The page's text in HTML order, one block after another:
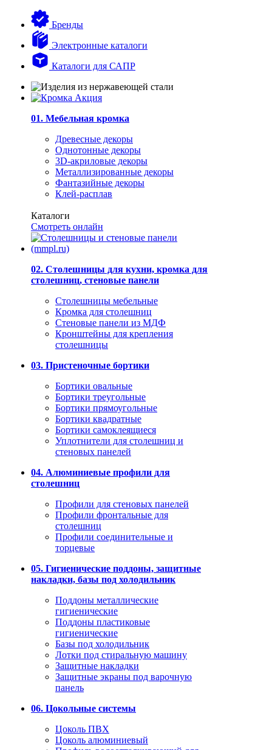
Бренды
Электронные каталоги
Каталоги для САПР
01. Мебельная кромка
Древесные декоры
Однотонные декоры
3D-акриловые декоры
Металлизированные декоры
Фантазийные декоры
Клей-расплав
Каталоги
Смотреть онлайн
02. Столешницы для кухни, кромка для
столешниц, стеновые панели
Столешницы мебельные
Кромка для столешниц
Стеновые панели из МДФ
Кронштейны для крепления
столешницы
03. Пристеночные бортики
Бортики овальные
Бортики треугольные
Бортики прямоугольные
Бортики квадратные
Бортики самоклеящиеся
Уплотнители для столешниц и
стеновых панелей
04. Алюминиевые профили для
столешниц
Профили для стеновых панелей
Профили фронтальные для
столешниц
Профили соединительные и
торцевые
05. Гигиенические поддоны, защитные
накладки, базы под холодильник
Поддоны металлические
гигиенические
Поддоны пластиковые
гигиенические
Базы под холодильник
Лотки под стиральную машину
Защитные накладки
Защитные экраны под варочную
панель
06. Цокольные системы
Цоколь ПВХ
Цоколь алюминиевый